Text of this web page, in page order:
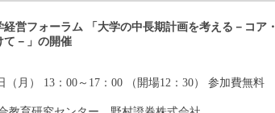
営フォーラム 「大学の中長期計画を考える－コア・
て－」の開催
（月） 13：00～17：00 （開場12：30） 参加費無料